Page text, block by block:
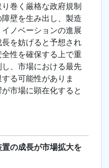
巻く厳格な政府規制
壁を生み出し、製造
ノベーションの進展
を妨げると予想され
性を確保する上で重
、市場における最先
る可能性がありま
市場に顕在化すると
の成長が市場拡大を